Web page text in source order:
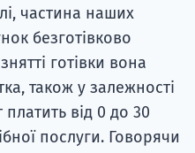
частина наших
безготівково
готівки вона
також у залежності
платить від 0 до 30
послуги. Говорячи